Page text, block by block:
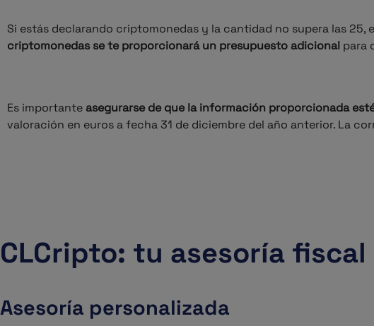
Si estás declarando criptomonedas y la cantidad no supera las 25,
criptomonedas se te proporcionará un presupuesto adicional para
Es importante asegurarse de que la información proporcionada
valoración en euros a fecha 31 de diciembre del año anterior. La
CLCripto: tu asesoría
Asesoría personalizada